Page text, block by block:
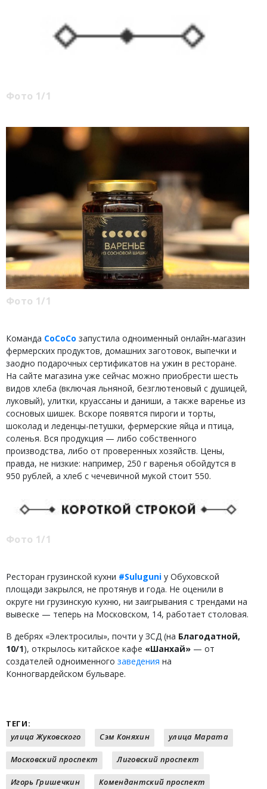
Фото 1/1
Фото 1/1
Команда CoCoCo запустила одноименный онлайн-магазин
фермерских продуктов, домашних заготовок, выпечки и
заодно подарочных сертификатов на ужин в ресторане.
На сайте магазина уже сейчас можно приобрести шесть
видов хлеба (включая льняной, безглютеновый с душицей,
луковый), улитки, круассаны и даниши, а также варенье из
сосновых шишек. Вскоре появятся пироги и торты,
шоколад и леденцы-петушки, фермерские яйца и птица,
соленья. Вся продукция — либо собственного
производства, либо от проверенных хозяйств. Цены,
правда, не низкие: например, 250 г варенья обойдутся в
950 рублей, а хлеб с чечевичной мукой стоит 550.
Фото 1/1
Ресторан грузинской кухни #Suluguni у Обуховской
площади закрылся, не протянув и года. Не оценили в
округе ни грузинскую кухню, ни заигрывания с трендами на
вывеске — теперь на Московском, 14, работает столовая.
В дебрях «Электросилы», почти у ЗСД (на Благодатной,
10/1), открылось китайское кафе «Шанхай» — от
создателей одноименного заведения на
Конногвардейском бульваре.
ТЕГИ:
улица Жуковского
Сэм Коняхин улица Марата
Московский проспект Лиговский проспект
Игорь Гришечкин Комендантский проспект